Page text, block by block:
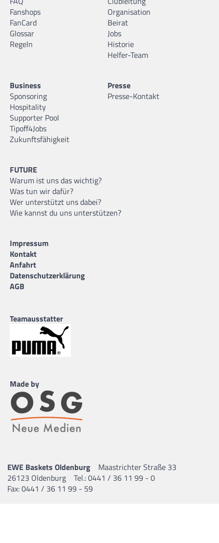
Fanshops
FanCard
Glossar
Regeln
Organisation
Beirat
Jobs
Historie
Helfer-Team
Business
Sponsoring
Hospitality
Supporter Pool
Tipoff4Jobs
Zukunftsfähigkeit
Presse
Presse-Kontakt
FUTURE
Warum ist uns das wichtig?
Was tun wir dafür?
Wer unterstützt uns dabei?
Wie kannst du uns unterstützen?
Impressum
Kontakt
Anfahrt
Datenschutzerklärung
AGB
Teamausstatter
Made by
EWE Baskets Oldenburg
Maastrichter Straße 33
26123 Oldenburg
Tel.: 0441 / 36 11 99 - 0
Fax: 0441 / 36 11 99 - 59